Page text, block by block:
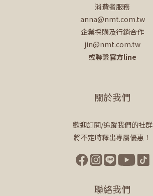
消費者服務
anna@nmt.com.tw
企業採購及行銷合作
jin@nmt.com.tw
或聯繫官方line
關於我們
歡迎訂閱/追蹤我們的社群
將不定時釋出專屬優惠！
聯絡我們